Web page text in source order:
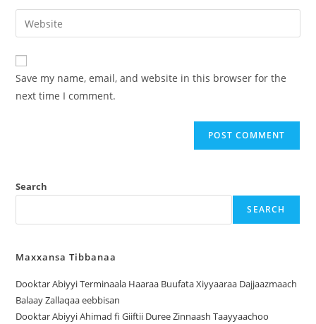
Save my name, email, and website in this browser for the
next time I comment.
Search
SEARCH
Maxxansa Tibbanaa
Dooktar Abiyyi Terminaala Haaraa Buufata Xiyyaaraa Dajjaazmaach
Balaay Zallaqaa eebbisan
Dooktar Abiyyi Ahimad fi Giiftii Duree Zinnaash Taayyaachoo